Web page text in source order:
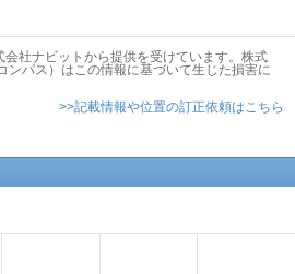
社ナビットから提供を受けています。株式
ンパス）はこの情報に基づいて生じた損害に
>>記載情報や位置の訂正依頼はこちら